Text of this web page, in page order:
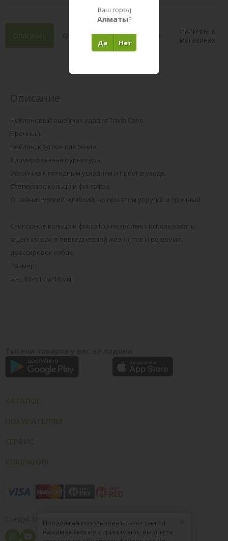
Описание Характеристики Состав
Наличие в
магазинах
Нейлоновый ошейник удавка Trixie Cavo.
Прочный.
Нейлон, круглое плетение.
Хромированная фурнитура.
Устойчив к погодным условиям и прост в уходе.
Стопорное кольцо и фиксатор.
Ошейник мягкий и гибкий, но при этом упругий и прочный.
Стопорное кольцо и фиксатор позволяют использовать
ошейник как в повседневной жизни, так и во время
дрессировок собак.
Размер:
M–L 43–51 cм/18 мм.
Следуй за нами ×
Продолжая использовать этот сайт и
нажимая кнопку «Принимаю», вы даете
Ваш город
Алматы?
Нет
Да